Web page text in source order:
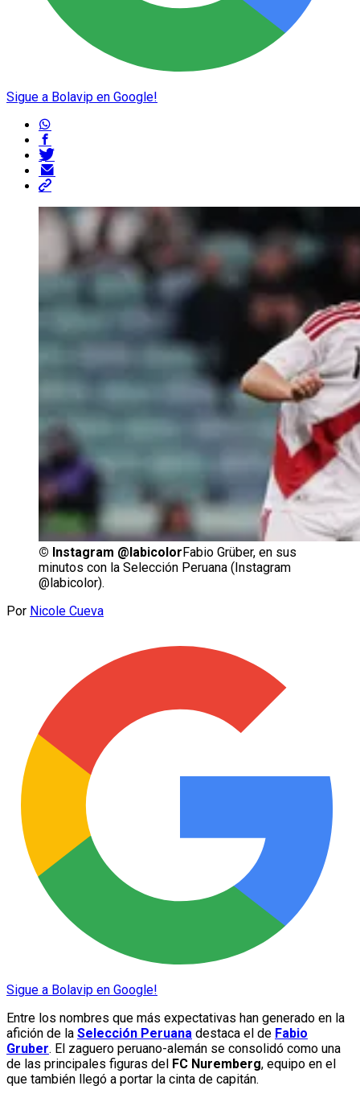
Sigue a Bolavip en Google!
© Instagram @labicolor Fabio Grüber, en sus
minutos con la Selección Peruana (Instagram
@labicolor).
Por Nicole Cueva
Sigue a Bolavip en Google!
Entre los nombres que más expectativas han generado en la
afición de la Selección Peruana destaca el de Fabio
Gruber. El zaguero peruano-alemán se consolidó como una
de las principales figuras del FC Nuremberg, equipo en el
que también llegó a portar la cinta de capitán.